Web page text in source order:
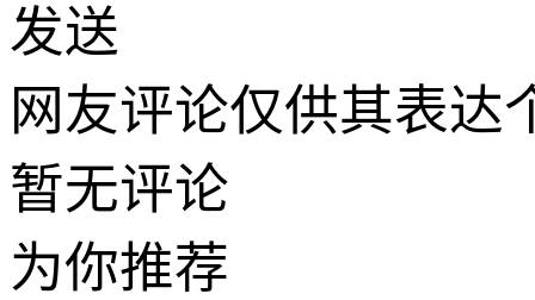
发送
网友评论仅供其表达
暂无评论
为你推荐